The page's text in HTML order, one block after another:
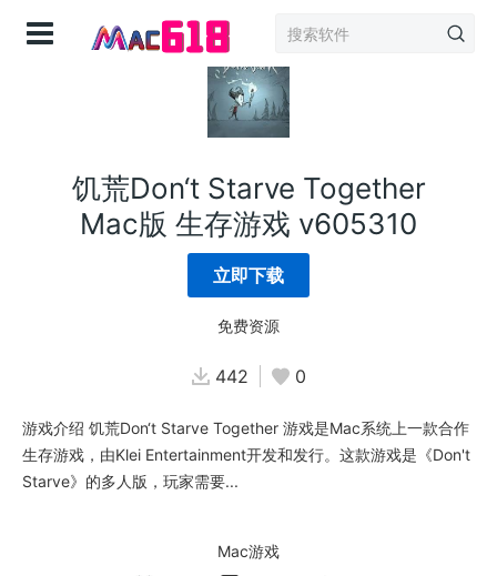
饥荒Don‘t Starve Together
Mac版 生存游戏 v605310
立即下载
免费资源
442 0
游戏介绍 饥荒Don‘t Starve Together 游戏是Mac系统上一款合作
生存游戏，由Klei Entertainment开发和发行。这款游戏是《Don't
Starve》的多人版，玩家需要...
Mac游戏